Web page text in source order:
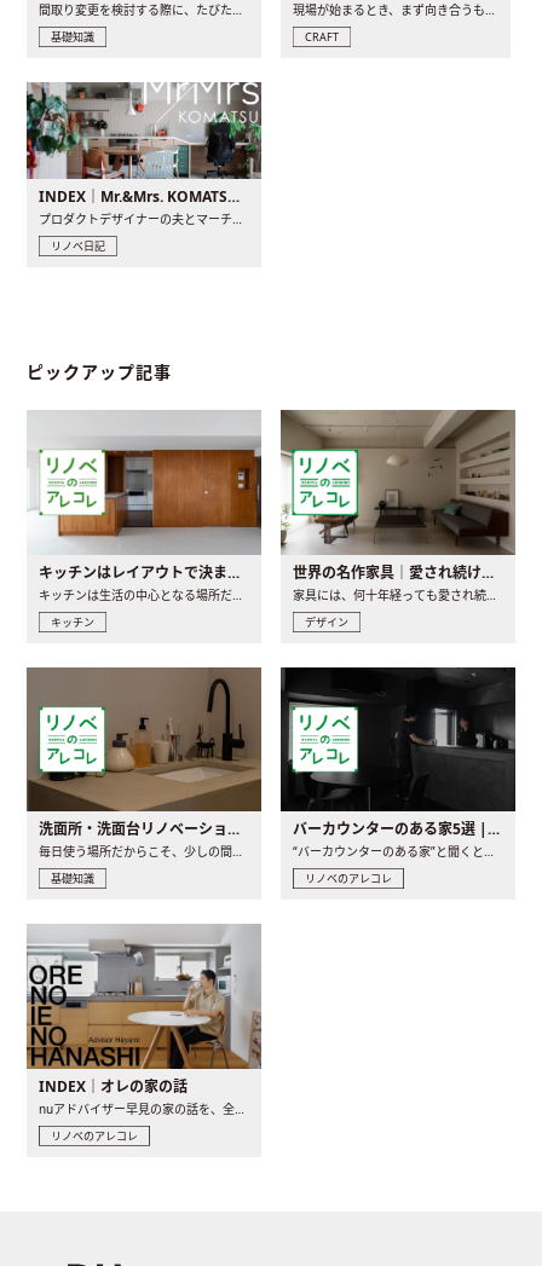
間取り変更を検討する際に、たびたび皆さんの頭を悩ませる動か..
基礎知識
現場が始まるとき、まず向き合うものの一つがコンセントです..
CRAFT
INDEX｜Mr.&Mrs. KOMATSU renovation diary
プロダクトデザイナーの夫とマーチャンダイザーの妻が、夫婦で..
リノベ日記
ピックアップ記事
キッチンはレイアウトで決まる。後悔しないための考え方と選び方
キッチンは生活の中心となる場所だからこそ、家の中のどこに置..
キッチン
世界の名作家具｜愛され続ける理由と一生モノとの出会い方
家具には、何十年経っても愛され続ける「名作」と呼ばれるもの..
デザイン
洗面所・洗面台リノベーションの事例と間取りアイデア
毎日使う場所だからこそ、少しの間取りの工夫や素材の選び方で..
基礎知識
バーカウンターのある家5選 | 日常に馴染む“距離の近い”キッチンとは
“バーカウンターのある家”と聞くと、少し特別な、大人のための..
リノベのアレコレ
INDEX｜オレの家の話
nuアドバイザー早見の家の話を、全4話でお届け。リノベーションを..
リノベのアレコレ